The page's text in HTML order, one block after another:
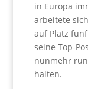
in Europa
arbeitete
auf Platz
seine Top-
nunmehr
halten.